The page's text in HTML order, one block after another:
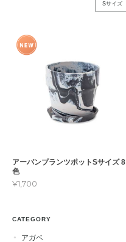
Sサイズ
アーバンプランツポットSサイズ 8
色
¥1,700
CATEGORY
アガベ